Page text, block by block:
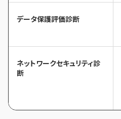
データ保護評価診断
ネットワークセキュリティ診
断